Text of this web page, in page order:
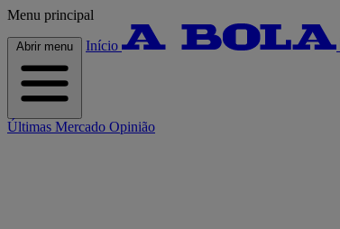
Menu principal
Abrir menu Início
Últimas Mercado Opinião